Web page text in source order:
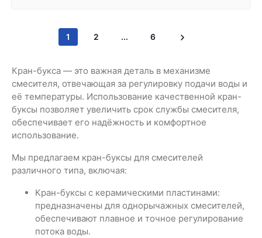
1 2 ... 6
Кран-букса — это важная деталь в механизме
смесителя, отвечающая за регулировку подачи воды и
её температуры. Использование качественной кран-
буксы позволяет увеличить срок службы смесителя,
обеспечивает его надёжность и комфортное
использование.
Мы предлагаем кран-буксы для смесителей
различного типа, включая:
Кран-буксы с керамическими пластинами:
предназначены для однорычажных смесителей,
обеспечивают плавное и точное регулирование
потока воды.